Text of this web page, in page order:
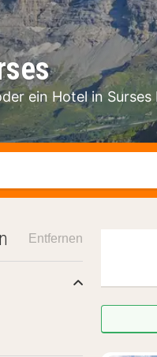
ein Hotel in Surses
suchen
Entfernen